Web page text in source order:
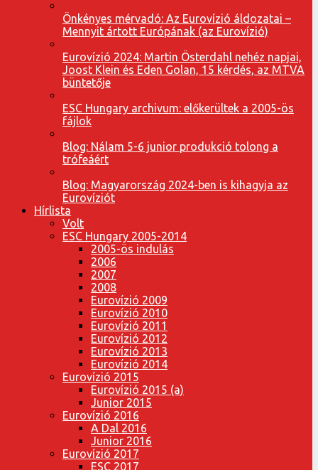
Önkényes mérvadó: Az Eurovízió áldozatai –
Mennyit ártott Európának (az Eurovízió)
Eurovízió 2024: Martin Österdahl nehéz napjai,
Joost Klein és Eden Golan, 15 kérdés, az MTVA
büntetője
ESC Hungary archivum: előkerültek a 2005-ös
fájlok
Blog: Nálam 5-6 junior produkció tolong a
trófeáért
Blog: Magyarország 2024-ben is kihagyja az
Eurovíziót
Hírlista
Volt
ESC Hungary 2005-2014
2005-ös indulás
2006
2007
2008
Eurovízió 2009
Eurovízió 2010
Eurovízió 2011
Eurovízió 2012
Eurovízió 2013
Eurovízió 2014
Eurovízió 2015
Eurovízió 2015 (a)
Junior 2015
Eurovízió 2016
A Dal 2016
Junior 2016
Eurovízió 2017
ESC 2017